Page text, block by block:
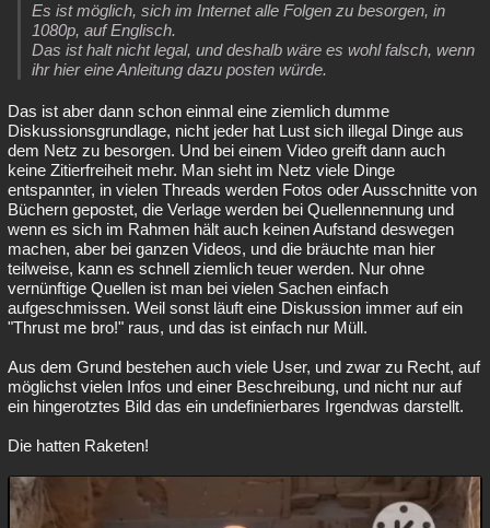
Es ist möglich, sich im Internet alle Folgen zu besorgen, in
1080p, auf Englisch.
Das ist halt nicht legal, und deshalb wäre es wohl falsch, wenn
ihr hier eine Anleitung dazu posten würde.
Das ist aber dann schon einmal eine ziemlich dumme
Diskussionsgrundlage, nicht jeder hat Lust sich illegal Dinge aus
dem Netz zu besorgen. Und bei einem Video greift dann auch
keine Zitierfreiheit mehr. Man sieht im Netz viele Dinge
entspannter, in vielen Threads werden Fotos oder Ausschnitte von
Büchern gepostet, die Verlage werden bei Quellennennung und
wenn es sich im Rahmen hält auch keinen Aufstand deswegen
machen, aber bei ganzen Videos, und die bräuchte man hier
teilweise, kann es schnell ziemlich teuer werden. Nur ohne
vernünftige Quellen ist man bei vielen Sachen einfach
aufgeschmissen. Weil sonst läuft eine Diskussion immer auf ein
"Thrust me bro!" raus, und das ist einfach nur Müll.
Aus dem Grund bestehen auch viele User, und zwar zu Recht, auf
möglichst vielen Infos und einer Beschreibung, und nicht nur auf
ein hingerotztes Bild das ein undefinierbares Irgendwas darstellt.
Die hatten Raketen!